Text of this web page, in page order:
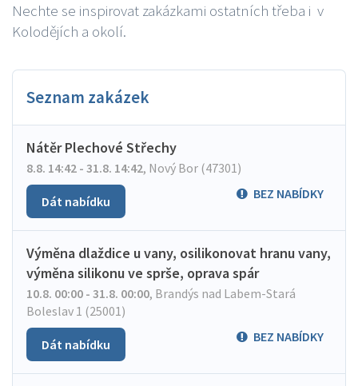
Nechte se inspirovat zakázkami ostatních třeba i v
Kolodějích a okolí.
Seznam zakázek
Nátěr Plechové Střechy
8.8. 14:42 - 31.8. 14:42, Nový Bor (47301)
BEZ NABÍDKY
Dát nabídku
Výměna dlaždice u vany, osilikonovat hranu vany,
výměna silikonu ve sprše, oprava spár
10.8. 00:00 - 31.8. 00:00, Brandýs nad Labem-Stará
Boleslav 1 (25001)
BEZ NABÍDKY
Dát nabídku